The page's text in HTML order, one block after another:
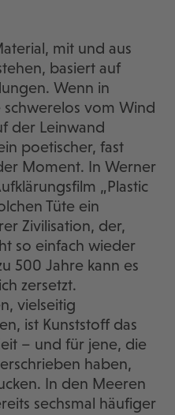
mit und aus
basiert auf
Wenn in
schwerelos vom Wind
der Leinwand
poetischer, fast
Moment. In Werner
„Plastic
Tüte ein
Zivilisation, der,
so einfach wieder
500 Jahre kann es
zersetzt.
vielseitig
ist Kunststoff das
– und für jene, die
haben,
In den Meeren
sechsmal häufiger